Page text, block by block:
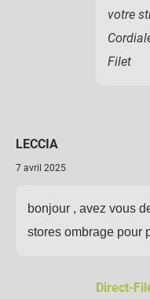
votre
Filet
LECCIA
7 avril 2025
bonjour , avez vous
stores ombrage pour
Direct-